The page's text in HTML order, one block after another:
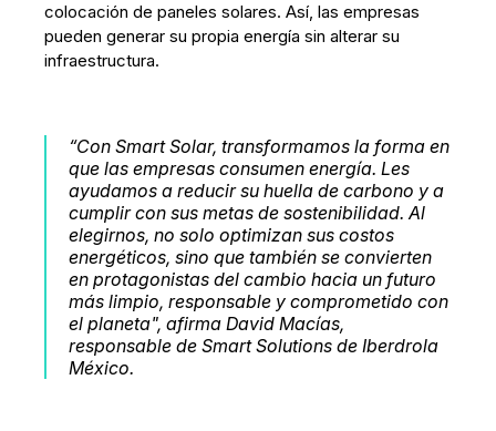
colocación de paneles solares. Así, las empresas
pueden generar su propia energía sin alterar su
infraestructura.
“Con Smart Solar, transformamos la forma en
que las empresas consumen energía. Les
ayudamos a reducir su huella de carbono y a
cumplir con sus metas de sostenibilidad. Al
elegirnos, no solo optimizan sus costos
energéticos, sino que también se convierten
en protagonistas del cambio hacia un futuro
más limpio, responsable y comprometido con
el planeta", afirma David Macías,
responsable de Smart Solutions de Iberdrola
México.